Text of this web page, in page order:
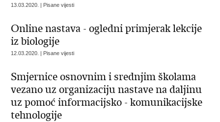
13.03.2020. | Pisane vijesti
Online nastava - ogledni primjerak lekcije
iz biologije
12.03.2020. | Pisane vijesti
Smjernice osnovnim i srednjim školama
vezano uz organizaciju nastave na daljinu
uz pomoć informacijsko - komunikacijske
tehnologije